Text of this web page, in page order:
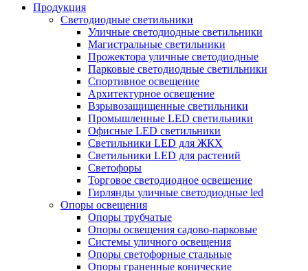
Продукция
Светодиодные светильники
Уличные светодиодные светильники
Магистральные светильники
Прожектора уличные светодиодные
Парковые светодиодные светильники
Спортивное освещение
Архитектурное освещение
Взрывозащищенные светильники
Промышленные LED светильники
Офисные LED светильники
Cветильники LED для ЖКХ
Светильники LED для растений
Светофоры
Торговое светодиодное освещение
Гирлянды уличные светодиодные led
Опоры освещения
Опоры трубчатые
Опоры освещения садово-парковые
Системы уличного освещения
Опоры светофорные стальные
Опоры граненные конические